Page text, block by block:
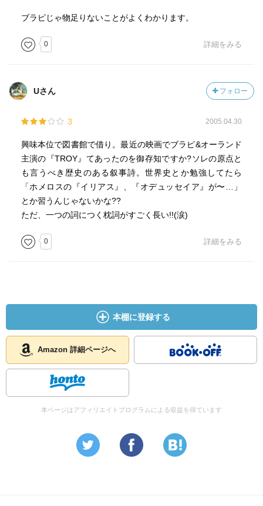
ブラピじゃ物足りないことがよくわかります。
0 詳細をみる
Uさん フォロー
3 2005.04.30
興味本位で図書館で借り。最近の映画でブラピ&オーランド
主演の『TROY』てあったのを御存知ですか?ソレの原点と
も言うべき歴史のある叙事詩。世界史とか勉強してたら
「ホメロスの『イリアス』、『オデュッセイア』が〜…」
とか習うんじゃないかな??
ただ、一つの詞につく枕詞がすごく長い!!(涙)
0 詳細をみる
本棚に登録する
Amazon 詳細ページへ
本ページはアフィリエイトプログラムによる収益を得ています